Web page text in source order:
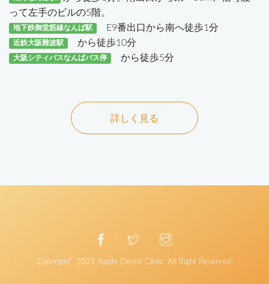
って左手のビルの5階。
地下鉄御堂筋線なんば駅 E9番出口から南へ徒歩1分
近鉄大阪難波駅 から徒歩10分
大阪シティバスなんばバス停 から徒歩5分
詳しく見る
Copyright
©
2021 Apple Dental Clinic. All Right Reserved.